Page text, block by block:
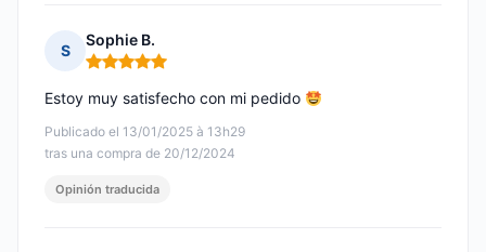
S
Sophie B.
Nota: 5 de 5
Publicado el 13/01/2025 à 13h29
tras una compra de 20/12/2024
Estoy muy satisfecho con mi pedido
Opinión traducida